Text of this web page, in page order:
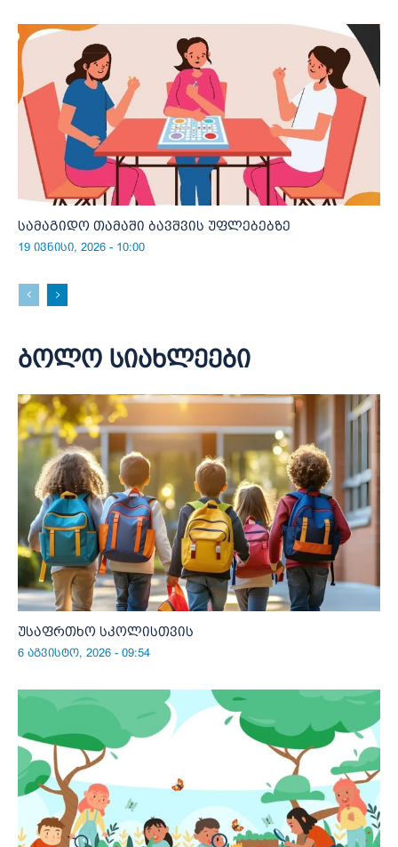
სამაგიდო თამაში ბავშვის უფლებებზე
19 ივნისი, 2026 - 10:00
ბოლო სიახლეები
უსაფრთხო სკოლისთვის
6 აგვისტო, 2026 - 09:54